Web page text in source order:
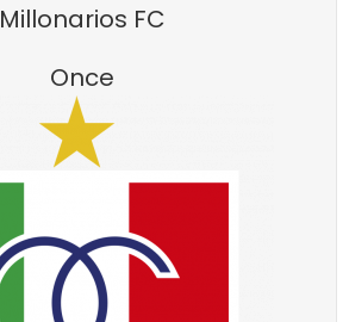
Millonarios FC
Once